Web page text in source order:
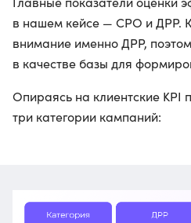
в нашем кейсе — СPO и ДРР.
внимание именно ДРР,
в качестве базы для
Опираясь на клиентские KPI
три категории кампаний: